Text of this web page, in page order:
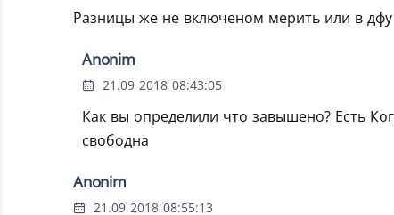
Разницы же не включеном мерить или в дфу
Anonim
21.09 2018 08:43:05
Как вы определили что завышено? Есть
свободна
Anonim
21.09 2018 08:55:13